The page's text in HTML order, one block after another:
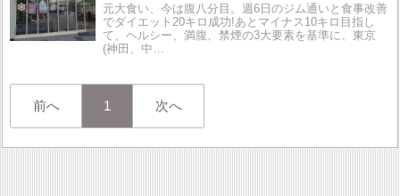
元大食い、今は腹八分目。週6日のジム通いと食事改善
でダイエット20キロ成功!あとマイナス10キロ目指し
て、ヘルシー、満腹、禁煙の3大要素を基準に、東京
(神田、中…
前へ 1 次へ